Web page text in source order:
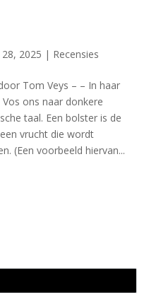
2025 | Recensies
Tom Veys – – In haar
ons naar donkere
taal. Een bolster is de
vrucht die wordt
(Een voorbeeld hiervan...